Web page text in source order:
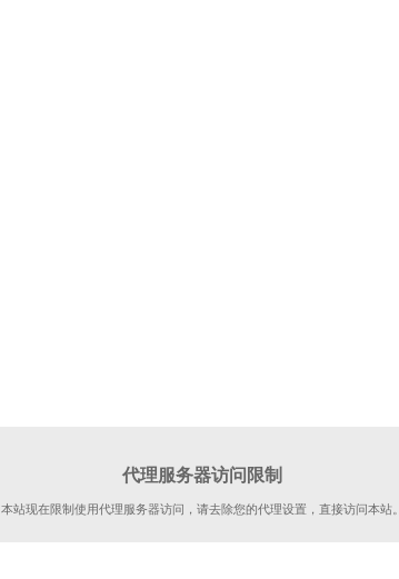
代理服务器访问限制
本站现在限制使用代理服务器访问，请去除您的代理设置，直接访问本站。